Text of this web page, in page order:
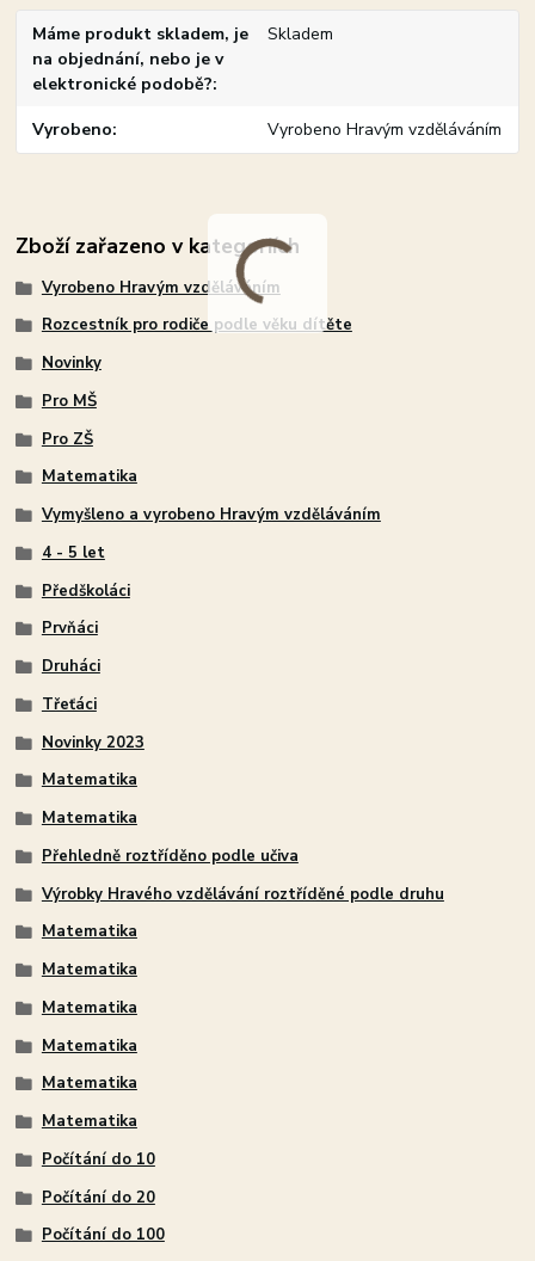
Máme produkt skladem, je
na objednání, nebo je v
elektronické podobě?
Skladem
Vyrobeno Vyrobeno Hravým vzděláváním
Zboží zařazeno v kategoriích
Vyrobeno Hravým vzděláváním
Rozcestník pro rodiče podle věku dítěte
Novinky
Pro MŠ
Pro ZŠ
Matematika
Vymyšleno a vyrobeno Hravým vzděláváním
4 - 5 let
Předškoláci
Prvňáci
Druháci
Třeťáci
Novinky 2023
Matematika
Matematika
Přehledně roztříděno podle učiva
Výrobky Hravého vzdělávání roztříděné podle druhu
Matematika
Matematika
Matematika
Matematika
Matematika
Matematika
Počítání do 10
Počítání do 20
Počítání do 100